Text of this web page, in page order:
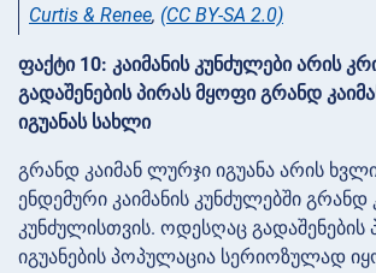
Curtis & Renee, (CC BY-SA 2.0)
ფაქტი 10: კაიმანის კუნძულები არის
გადაშენების პირას მყოფი გრანდ
იგუანას სახლი
გრანდ კაიმან ლურჯი იგუანა არის
ენდემური კაიმანის კუნძულებში გრანდ
კუნძულისთვის. ოდესღაც გადაშენების
იგუანების პოპულაცია სერიოზულად